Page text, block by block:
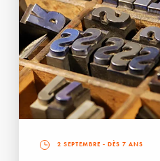
2 SEPTEMBRE - DÈS 7 ANS